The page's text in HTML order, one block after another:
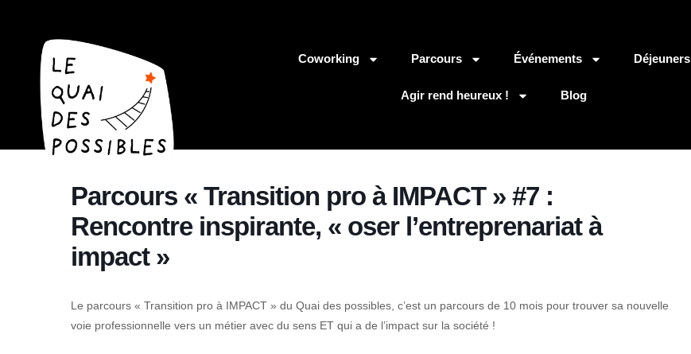
Coworking Parcours Événements Déjeuners
Agir rend heureux !
Blog
Parcours « Transition pro à IMPACT » #7 :
Rencontre inspirante, « oser l’entreprenariat à
impact »
Le parcours « Transition pro à IMPACT » du Quai des possibles, c’est un parcours de 10 mois pour trouver sa nouvelle
voie professionnelle vers un métier avec du sens ET qui a de l’impact sur la société !